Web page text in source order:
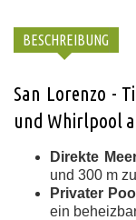
BESCHREIBUNG
San Lorenzo -
und Whirlpool
Direkte
und 300 m
Privater
ein